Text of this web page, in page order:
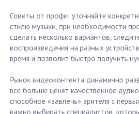
Советы от профи: уточняйте
стилю музыки, при необходимости
сделать несколько вариантов,
воспроизведения на разных
время и позволит быстро получить
Рынок видеоконтента динамично
всё больше ценят качественное
способное «завлечь» зрителя с
важно выбирать специалистов,